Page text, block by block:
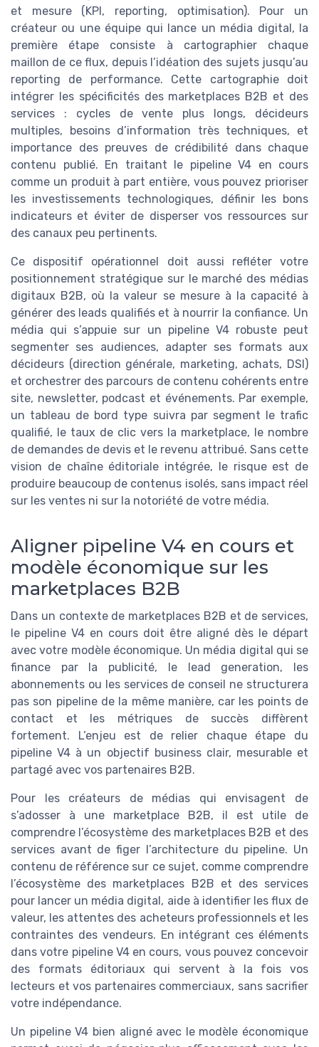
et mesure (KPI, reporting, optimisation). Pour un
créateur ou une équipe qui lance un média digital, la
première étape consiste à cartographier chaque
maillon de ce flux, depuis l’idéation des sujets jusqu’au
reporting de performance. Cette cartographie doit
intégrer les spécificités des marketplaces B2B et des
services : cycles de vente plus longs, décideurs
multiples, besoins d’information très techniques, et
importance des preuves de crédibilité dans chaque
contenu publié. En traitant le pipeline V4 en cours
comme un produit à part entière, vous pouvez prioriser
les investissements technologiques, définir les bons
indicateurs et éviter de disperser vos ressources sur
des canaux peu pertinents.
Ce dispositif opérationnel doit aussi refléter votre
positionnement stratégique sur le marché des médias
digitaux B2B, où la valeur se mesure à la capacité à
générer des leads qualifiés et à nourrir la confiance. Un
média qui s’appuie sur un pipeline V4 robuste peut
segmenter ses audiences, adapter ses formats aux
décideurs (direction générale, marketing, achats, DSI)
et orchestrer des parcours de contenu cohérents entre
site, newsletter, podcast et événements. Par exemple,
un tableau de bord type suivra par segment le trafic
qualifié, le taux de clic vers la marketplace, le nombre
de demandes de devis et le revenu attribué. Sans cette
vision de chaîne éditoriale intégrée, le risque est de
produire beaucoup de contenus isolés, sans impact réel
sur les ventes ni sur la notoriété de votre média.
Aligner pipeline V4 en cours et
modèle économique sur les
marketplaces B2B
Dans un contexte de marketplaces B2B et de services,
le pipeline V4 en cours doit être aligné dès le départ
avec votre modèle économique. Un média digital qui se
finance par la publicité, le lead generation, les
abonnements ou les services de conseil ne structurera
pas son pipeline de la même manière, car les points de
contact et les métriques de succès diffèrent
fortement. L’enjeu est de relier chaque étape du
pipeline V4 à un objectif business clair, mesurable et
partagé avec vos partenaires B2B.
Pour les créateurs de médias qui envisagent de
s’adosser à une marketplace B2B, il est utile de
comprendre l’écosystème des marketplaces B2B et des
services avant de figer l’architecture du pipeline. Un
contenu de référence sur ce sujet, comme comprendre
l’écosystème des marketplaces B2B et des services
pour lancer un média digital, aide à identifier les flux de
valeur, les attentes des acheteurs professionnels et les
contraintes des vendeurs. En intégrant ces éléments
dans votre pipeline V4 en cours, vous pouvez concevoir
des formats éditoriaux qui servent à la fois vos
lecteurs et vos partenaires commerciaux, sans sacrifier
votre indépendance.
Un pipeline V4 bien aligné avec le modèle économique